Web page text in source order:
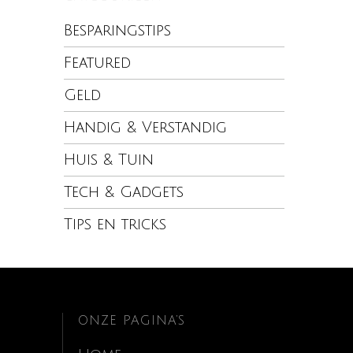
Besparingstips
Featured
Geld
Handig & Verstandig
Huis & Tuin
Tech & Gadgets
Tips en tricks
ONZE PAGINA’S